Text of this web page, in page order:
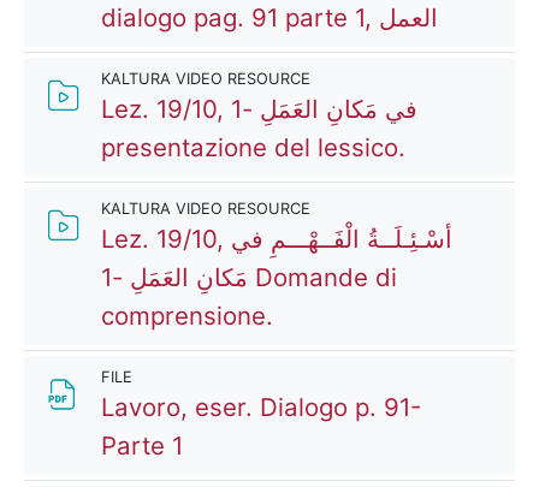
dialogo pag. 91 parte 1, العمل
KALTURA VIDEO RESOURCE
Lez. 19/10, في مَكانِ العَمَلِ -1
presentazione del lessico.
KALTURA VIDEO RESOURCE
Lez. 19/10, أسْـئِـلَــةُ الْفَــهْـــمِ في
مَكانِ العَمَلِ -1 Domande di
comprensione.
FILE
Lavoro, eser. Dialogo p. 91-
Parte 1